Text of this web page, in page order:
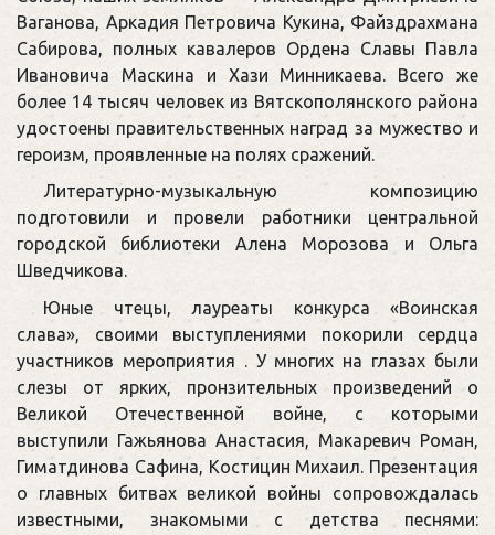
Ваганова, Аркадия Петровича Кукина, Файздрахмана
Сабирова, полных кавалеров Ордена Славы Павла
Ивановича Маскина и Хази Минникаева. Всего же
более 14 тысяч человек из Вятскополянского района
удостоены правительственных наград за мужество и
героизм, проявленные на полях сражений.
Литературно-музыкальную композицию
подготовили и провели работники центральной
городской библиотеки Алена Морозова и Ольга
Шведчикова.
Юные чтецы, лауреаты конкурса «Воинская
слава», своими выступлениями покорили сердца
участников мероприятия . У многих на глазах были
слезы от ярких, пронзительных произведений о
Великой Отечественной войне, с которыми
выступили Гажьянова Анастасия, Макаревич Роман,
Гиматдинова Сафина, Костицин Михаил. Презентация
о главных битвах великой войны сопровождалась
известными, знакомыми с детства песнями: